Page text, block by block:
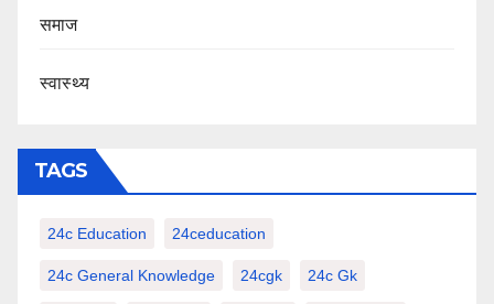
समाज
स्वास्थ्य
TAGS
24c Education 24ceducation
24c General Knowledge 24cgk 24c Gk